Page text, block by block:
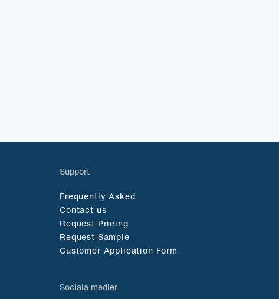
Support
Frequently Asked
Contact us
Request Pricing
Request Sample
Customer Application Form
Sociala medier